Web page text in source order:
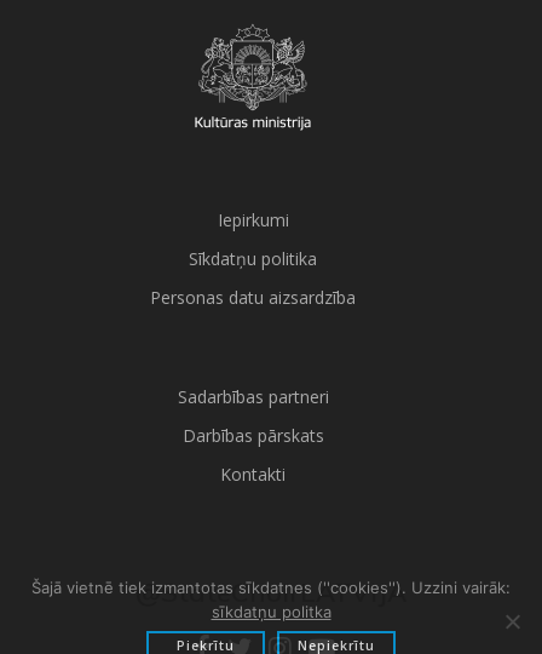
Iepirkumi
Sīkdatņu politika
Personas datu aizsardzība
Sadarbības partneri
Darbības pārskats
Kontakti
@StateChoirLATVIJA
Šajā vietnē tiek izmantotas sīkdatnes (''cookies''). Uzzini vairāk:
sīkdatņu politka
Piekrītu Nepiekrītu